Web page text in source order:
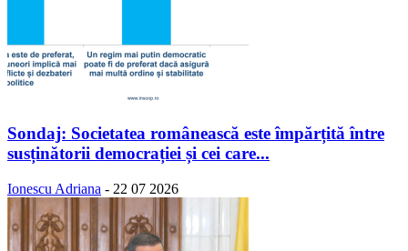
Sondaj: Societatea românească este împărțită între
susținătorii democrației și cei care...
Ionescu Adriana - 22 07 2026